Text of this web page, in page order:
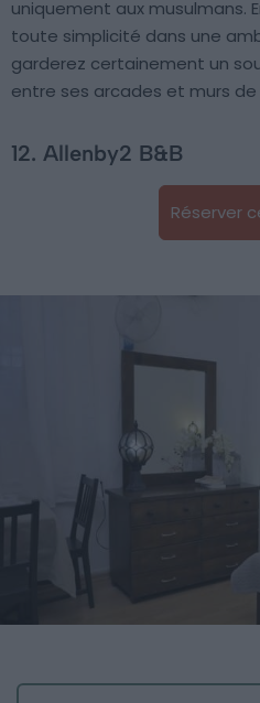
uniquement aux musulmans.
toute simplicité dans une
garderez certainement un
entre ses arcades et murs de
12. Allenby2 B&B
Réserver